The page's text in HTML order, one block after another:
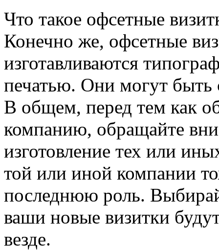
Что такое офсетные
Конечно же, офсетные
изготавливаются
печатью. Они могут быть
В общем, перед тем как
компанию, обращайте
изготовление тех или
той или иной компании
последнюю роль.
ваши новые визитки
везде.